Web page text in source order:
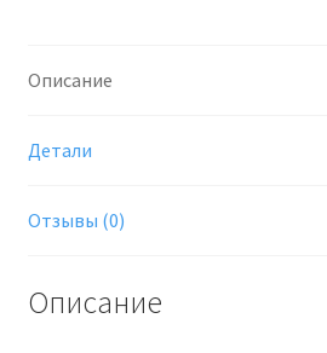
Описание
Детали
Отзывы (0)
Описание